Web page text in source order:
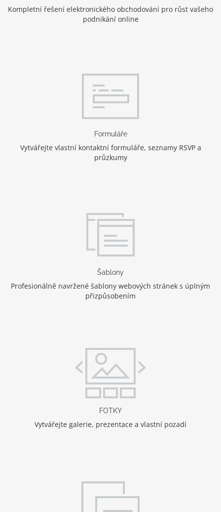
Kompletní řešení elektronického obchodování pro růst vašeho
podnikání online
Formuláře
Vytvářejte vlastní kontaktní formuláře, seznamy RSVP a
průzkumy
Šablony
Profesionálně navržené šablony webových stránek s úplným
přizpůsobením
FOTKY
Vytvářejte galerie, prezentace a vlastní pozadí